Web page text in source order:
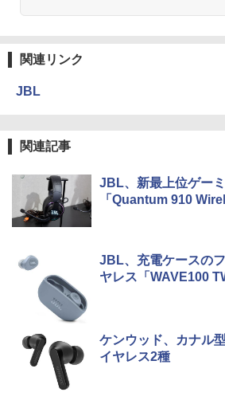
関連リンク
JBL
関連記事
JBL、新最上位ゲー
「Quantum 910
JBL、充電ケースの
ヤレス「WAVE100
ケンウッド、カナル
イヤレス2種